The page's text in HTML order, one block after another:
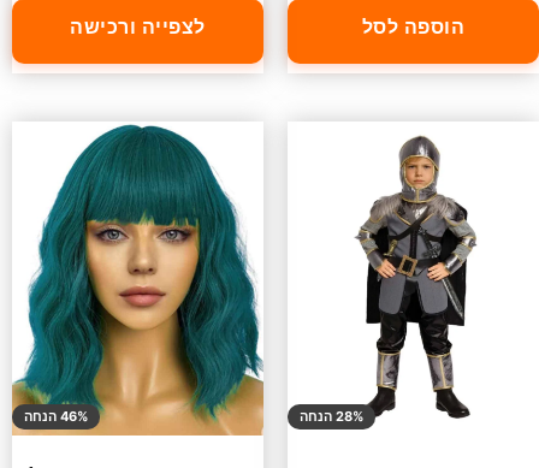
הוספה לסל לצפייה ורכישה
28% הנחה 46% הנחה